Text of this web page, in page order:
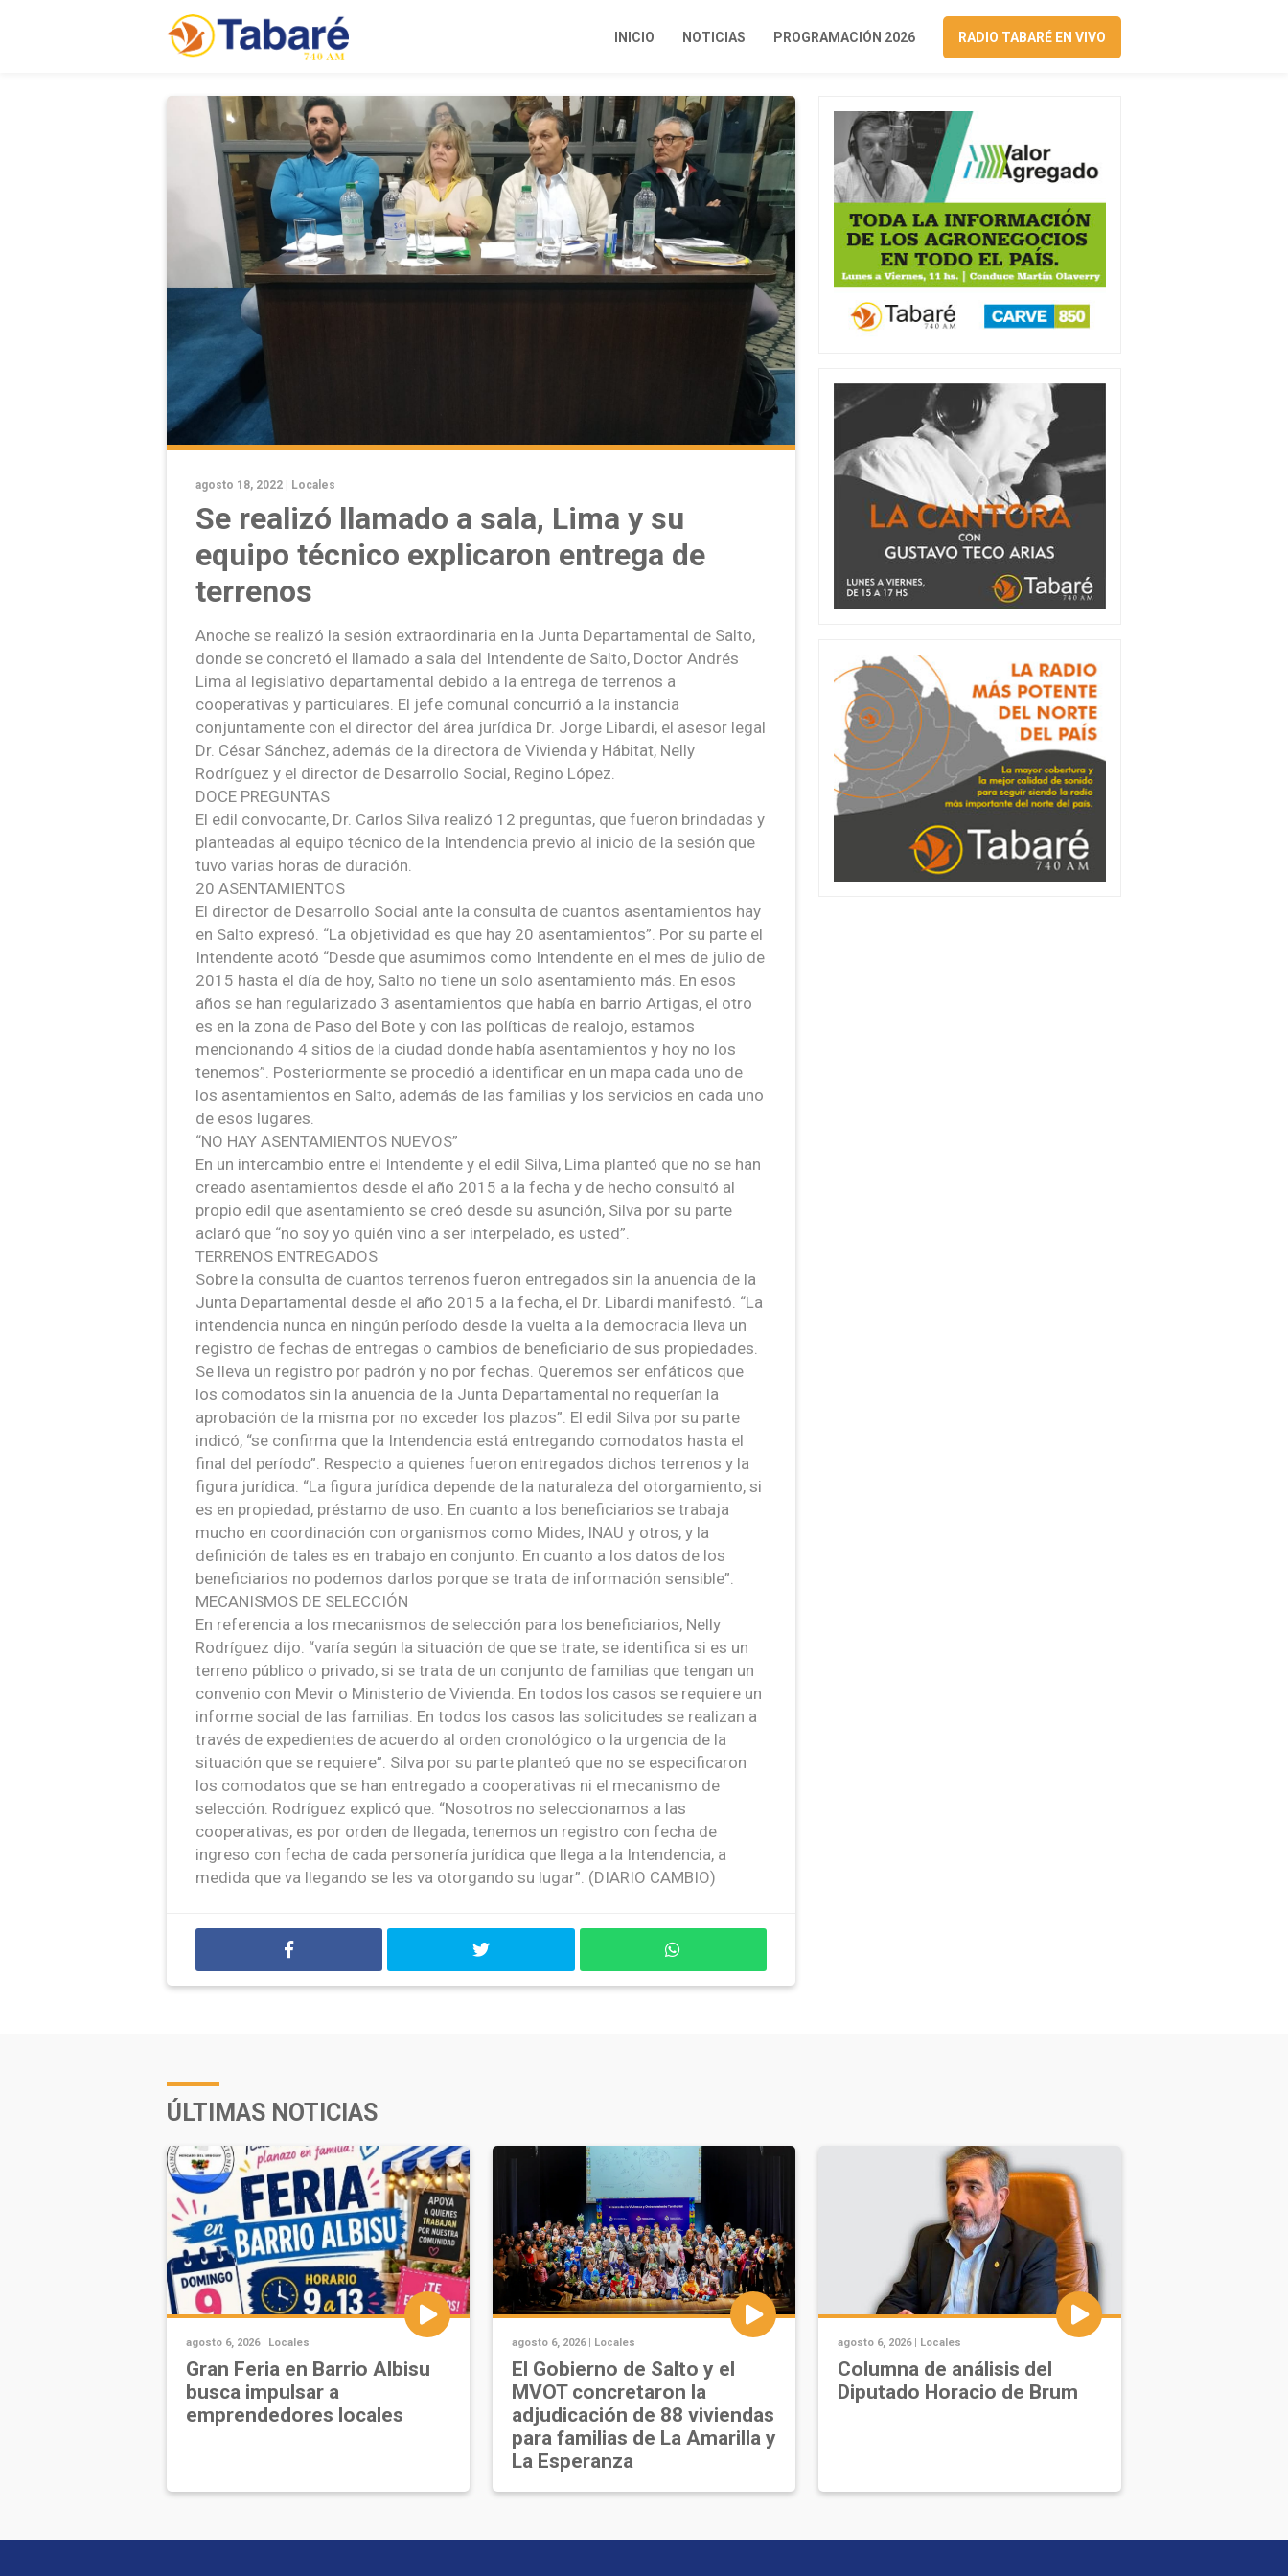
INICIO NOTICIAS PROGRAMACIÓN 2026 RADIO TABARÉ EN VIVO
agosto 18, 2022 | Locales
Se realizó llamado a sala, Lima y su
equipo técnico explicaron entrega de
terrenos
Anoche se realizó la sesión extraordinaria en la Junta Departamental de Salto,
donde se concretó el llamado a sala del Intendente de Salto, Doctor Andrés
Lima al legislativo departamental debido a la entrega de terrenos a
cooperativas y particulares. El jefe comunal concurrió a la instancia
conjuntamente con el director del área jurídica Dr. Jorge Libardi, el asesor legal
Dr. César Sánchez, además de la directora de Vivienda y Hábitat, Nelly
Rodríguez y el director de Desarrollo Social, Regino López.
DOCE PREGUNTAS
El edil convocante, Dr. Carlos Silva realizó 12 preguntas, que fueron brindadas y
planteadas al equipo técnico de la Intendencia previo al inicio de la sesión que
tuvo varias horas de duración.
20 ASENTAMIENTOS
El director de Desarrollo Social ante la consulta de cuantos asentamientos hay
en Salto expresó. “La objetividad es que hay 20 asentamientos”. Por su parte el
Intendente acotó “Desde que asumimos como Intendente en el mes de julio de
2015 hasta el día de hoy, Salto no tiene un solo asentamiento más. En esos
años se han regularizado 3 asentamientos que había en barrio Artigas, el otro
es en la zona de Paso del Bote y con las políticas de realojo, estamos
mencionando 4 sitios de la ciudad donde había asentamientos y hoy no los
tenemos”. Posteriormente se procedió a identificar en un mapa cada uno de
los asentamientos en Salto, además de las familias y los servicios en cada uno
de esos lugares.
“NO HAY ASENTAMIENTOS NUEVOS”
En un intercambio entre el Intendente y el edil Silva, Lima planteó que no se han
creado asentamientos desde el año 2015 a la fecha y de hecho consultó al
propio edil que asentamiento se creó desde su asunción, Silva por su parte
aclaró que “no soy yo quién vino a ser interpelado, es usted”.
TERRENOS ENTREGADOS
Sobre la consulta de cuantos terrenos fueron entregados sin la anuencia de la
Junta Departamental desde el año 2015 a la fecha, el Dr. Libardi manifestó. “La
intendencia nunca en ningún período desde la vuelta a la democracia lleva un
registro de fechas de entregas o cambios de beneficiario de sus propiedades.
Se lleva un registro por padrón y no por fechas. Queremos ser enfáticos que
los comodatos sin la anuencia de la Junta Departamental no requerían la
aprobación de la misma por no exceder los plazos”. El edil Silva por su parte
indicó, “se confirma que la Intendencia está entregando comodatos hasta el
final del período”. Respecto a quienes fueron entregados dichos terrenos y la
figura jurídica. “La figura jurídica depende de la naturaleza del otorgamiento, si
es en propiedad, préstamo de uso. En cuanto a los beneficiarios se trabaja
mucho en coordinación con organismos como Mides, INAU y otros, y la
definición de tales es en trabajo en conjunto. En cuanto a los datos de los
beneficiarios no podemos darlos porque se trata de información sensible”.
MECANISMOS DE SELECCIÓN
En referencia a los mecanismos de selección para los beneficiarios, Nelly
Rodríguez dijo. “varía según la situación de que se trate, se identifica si es un
terreno público o privado, si se trata de un conjunto de familias que tengan un
convenio con Mevir o Ministerio de Vivienda. En todos los casos se requiere un
informe social de las familias. En todos los casos las solicitudes se realizan a
través de expedientes de acuerdo al orden cronológico o la urgencia de la
situación que se requiere”. Silva por su parte planteó que no se especificaron
los comodatos que se han entregado a cooperativas ni el mecanismo de
selección. Rodríguez explicó que. “Nosotros no seleccionamos a las
cooperativas, es por orden de llegada, tenemos un registro con fecha de
ingreso con fecha de cada personería jurídica que llega a la Intendencia, a
medida que va llegando se les va otorgando su lugar”. (DIARIO CAMBIO)
ÚLTIMAS NOTICIAS
agosto 6, 2026 | Locales
Gran Feria en Barrio Albisu
busca impulsar a
emprendedores locales
agosto 6, 2026 | Locales
El Gobierno de Salto y el
MVOT concretaron la
adjudicación de 88 viviendas
para familias de La Amarilla y
La Esperanza
agosto 6, 2026 | Locales
Columna de análisis del
Diputado Horacio de Brum